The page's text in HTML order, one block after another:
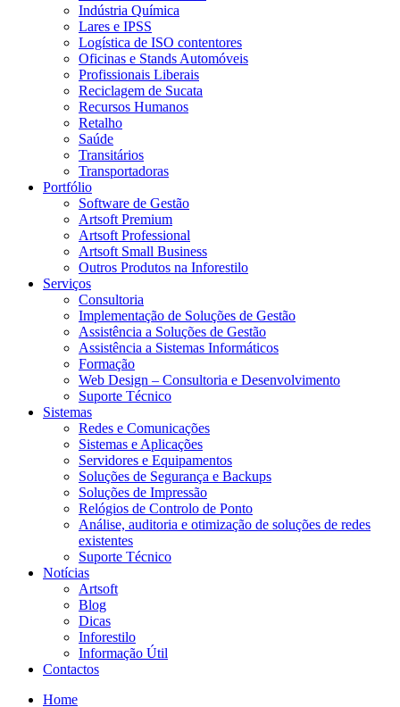
Indústria Química
Lares e IPSS
Logística de ISO contentores
Oficinas e Stands Automóveis
Profissionais Liberais
Reciclagem de Sucata
Recursos Humanos
Retalho
Saúde
Transitários
Transportadoras
Portfólio
Software de Gestão
Artsoft Premium
Artsoft Professional
Artsoft Small Business
Outros Produtos na Inforestilo
Serviços
Consultoria
Implementação de Soluções de Gestão
Assistência a Soluções de Gestão
Assistência a Sistemas Informáticos
Formação
Web Design – Consultoria e Desenvolvimento
Suporte Técnico
Sistemas
Redes e Comunicações
Sistemas e Aplicações
Servidores e Equipamentos
Soluções de Segurança e Backups
Soluções de Impressão
Relógios de Controlo de Ponto
Análise, auditoria e otimização de soluções de redes
existentes
Suporte Técnico
Notícias
Artsoft
Blog
Dicas
Inforestilo
Informação Útil
Contactos
Home